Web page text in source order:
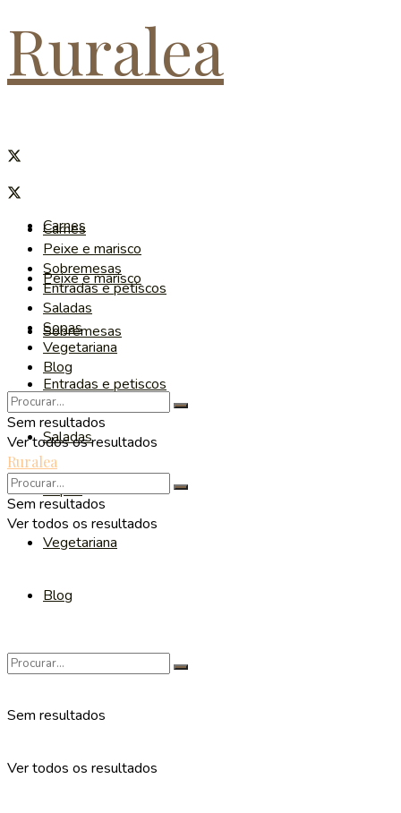
Ruralea
Carnes
Peixe e marisco
Sobremesas
Entradas e petiscos
Saladas
Sopas
Vegetariana
Blog
Sem resultados
Ver todos os resultados
Carnes
Peixe e marisco
Sobremesas
Entradas e petiscos
Saladas
Sopas
Vegetariana
Blog
Sem resultados
Ver todos os resultados
Ruralea
Sem resultados
Ver todos os resultados